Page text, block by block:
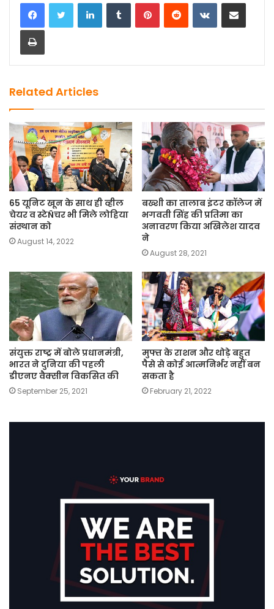
e
b
o
k
o
o
Print
Related Articles
65 यूनिट खून के साथ ही व्हील
चेयर व स्टेÑचर भी मिले लोहिया
संस्थान को
August 14, 2022
बख्शी का तालाब इंटर कॉलेज में
भगवती सिंह की प्रतिमा का
अनावरण किया अखिलेश यादव
ने
August 28, 2021
संयुक्त राष्ट्र में बोले प्रधानमंत्री,
भारत ने दुनिया की पहली
डीएनए वैक्सीन विकसित की
September 25, 2021
मुफ्त के राशन और थोड़े बहुत
पैसे से कोई आत्मनिर्भर नहीं बन
सकता है
February 21, 2022